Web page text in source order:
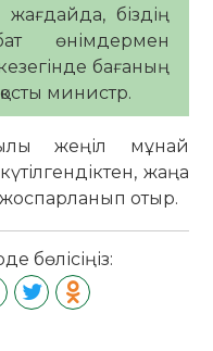
біздің
өнімдермен
бағаның
министр.
жеңіл мұнай
жаңа
отыр.
бөлісіңіз: